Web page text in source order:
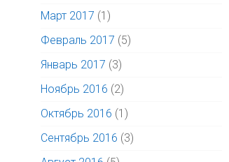
Март 2017 (1)
Февраль 2017 (5)
Январь 2017 (3)
Ноябрь 2016 (2)
Октябрь 2016 (1)
Сентябрь 2016 (3)